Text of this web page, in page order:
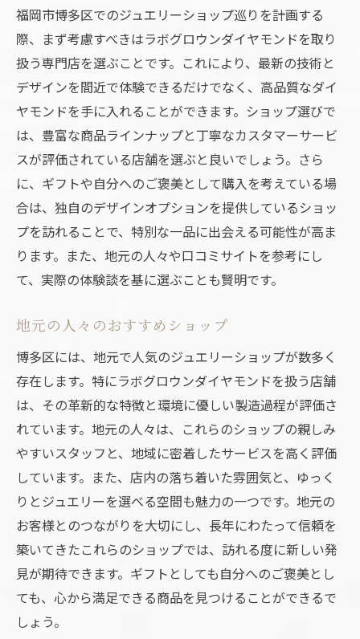
福岡市博多区で訪れるべきラボグロウンダイヤ
モンド専門店
口コミで人気のショップ一覧
訪問者が絶賛する専門店
ディスカウント情報とセール
ショップの独自サービス
店舗ごとの特徴と魅力
専門店での体験談
技術とデザインの融合が光るラボグロウンダイ
ヤモンドジュエリー
ジュエリー制作の最新技術
技術者のこだわりと情熱
ジュエリーの未来を感じるデザイン
技術と美しさのバランス
職人技が光る作品
エシカルな選択肢としてのラボグロウンダイヤ
モンド
環境への配慮と持続可能性
エシカルファッションとしての価値
消費者が求めるエシカルな選択
ジュエリー業界の未来に貢献
エシカルジュエリーの需要
福岡市博多区でのジュエリーショップ巡りを計画する
際、まず考慮すべきはラボグロウンダイヤモンドを取り
扱う専門店を選ぶことです。これにより、最新の技術と
デザインを間近で体験できるだけでなく、高品質なダイ
ヤモンドを手に入れることができます。ショップ選びで
は、豊富な商品ラインナップと丁寧なカスタマーサービ
スが評価されている店舗を選ぶと良いでしょう。さら
に、ギフトや自分へのご褒美として購入を考えている場
合は、独自のデザインオプションを提供しているショッ
プを訪れることで、特別な一品に出会える可能性が高ま
ります。また、地元の人々や口コミサイトを参考にし
て、実際の体験談を基に選ぶことも賢明です。
地元の人々のおすすめショップ
博多区には、地元で人気のジュエリーショップが数多く
存在します。特にラボグロウンダイヤモンドを扱う店舗
は、その革新的な特徴と環境に優しい製造過程が評価さ
れています。地元の人々は、これらのショップの親しみ
やすいスタッフと、地域に密着したサービスを高く評価
しています。また、店内の落ち着いた雰囲気と、ゆっく
りとジュエリーを選べる空間も魅力の一つです。地元の
お客様とのつながりを大切にし、長年にわたって信頼を
築いてきたこれらのショップでは、訪れる度に新しい発
見が期待できます。ギフトとしても自分へのご褒美とし
ても、心から満足できる商品を見つけることができるで
しょう。